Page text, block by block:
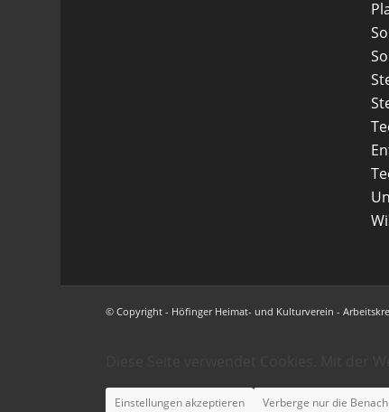
© Copyright - Höfinger Heimat- und Kulturverein -
Einstellungen akzeptieren Verberge nur die